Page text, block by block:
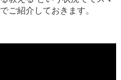
ご紹介しておきます。